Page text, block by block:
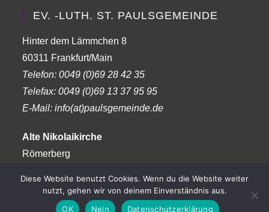
EV. -LUTH. ST. PAULSGEMEINDE
Hinter dem Lämmchen 8
60311 Frankfurt/Main
Telefon:0049 (0)69 28 42 35
Telefax:0049 (0)69 13 37 95 95
E-Mail: info(at)paulsgemeinde.de
Alte Nikolaikirche
Römerberg
Diese Website benutzt Cookies. Wenn du die Website weiter
nutzt, gehen wir von deinem Einverständnis aus.
OK
Nein Datenschutzerklärung